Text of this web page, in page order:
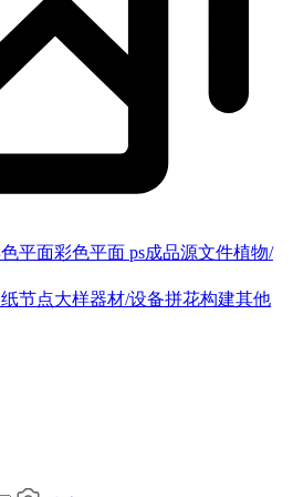
平面彩色平面 ps成品源文件植物/
节点大样器材/设备拼花构建其他